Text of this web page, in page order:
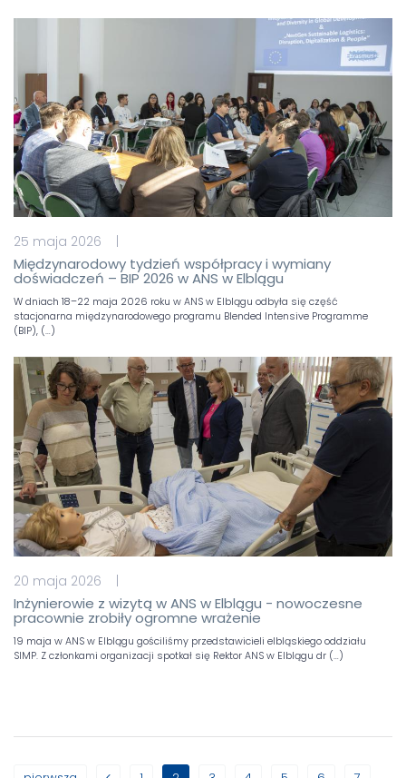
25 maja 2026 |
Międzynarodowy tydzień współpracy i wymiany
doświadczeń – BIP 2026 w ANS w Elblągu
W dniach 18–22 maja 2026 roku w ANS w Elblągu odbyła się część
stacjonarna międzynarodowego programu Blended Intensive Programme
(BIP), (…)
20 maja 2026 |
Inżynierowie z wizytą w ANS w Elblągu - nowoczesne
pracownie zrobiły ogromne wrażenie
19 maja w ANS w Elblągu gościliśmy przedstawicieli elbląskiego oddziału
SIMP. Z członkami organizacji spotkał się Rektor ANS w Elblągu dr (…)